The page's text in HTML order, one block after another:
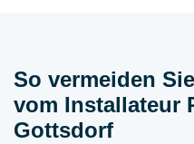
So vermeiden
vom Installateur
Gottsdorf